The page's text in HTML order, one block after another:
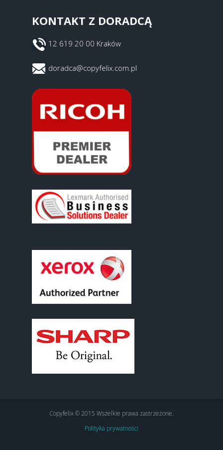
KONTAKT Z DORADCĄ
12 619 20 00 Kraków
doradca@copyfelix.com.pl
Copyfelix © 2015 Wszelkie prawa zastrzeżone.
Polityka prywatności